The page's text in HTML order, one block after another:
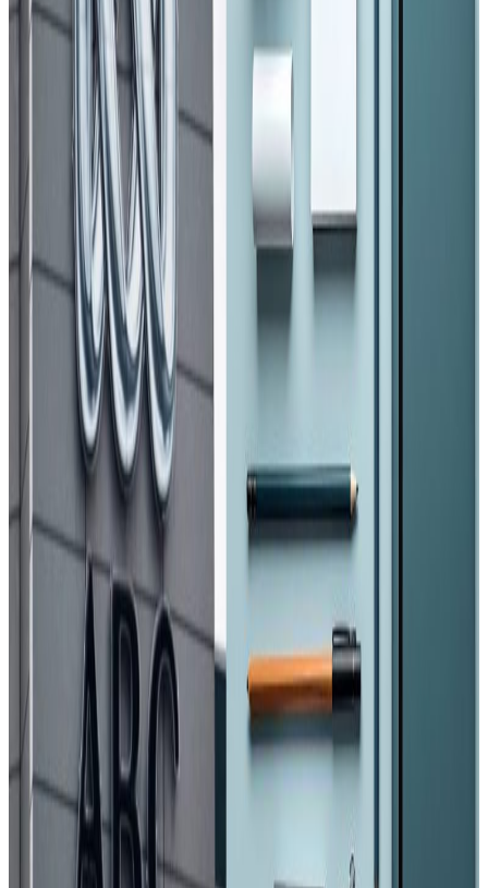
काठमाडौं । अमेरिका- इरान टकराव जारी रहदा इरानले होर्मुज
क्षेत्रबाट एक जना नेपालीलाई पक्राउ गरेको छ ।
परराष्ट्र मन्त्रालयले आज गरेको पत्रकार सम्मेलनमा पश्चिम एसिया
महाशाखाका प्रमुख रामकाजी खड्काले पक्राउको पुष्टि गर्नुभएको हो ।
परिवारले परराष्ट्रलाई दिएको जानकारी अनुसार पक्राउ परेका व्यक्ति
अमृत झा रहेको बताइएको छ । होर्मुज क्षेत्रमा पानी जहाजमा काम गर्ने
क्रममा ईरानले जहाजका सबै क्रु मेम्बरलाई नियन्त्रणमा लिएकाे
जनाइएको छ ।
यस्तै, खाडी क्षेत्रबाट सामाजिक सञ्जालमा अफवाह फैल्याएको आरोपमा
७ जना पक्राउ परेका छन् ।
यस वेवसाइटमा प्रकाशित समाचार, विचार र लेखबारे तपाईंको कुनै
प्रतिक्रिया, गुनासो, सुझाव र सल्लाह छन् भने कृपया हामीलाई निम्न ईमेलमा
पठाउनुहोला । तपाईंको सहयोगले हामीलाई निष्पक्ष र तटस्थ पत्रकारिता गर्न
टेवा पुग्नेछ । सम्पर्क इमेल :